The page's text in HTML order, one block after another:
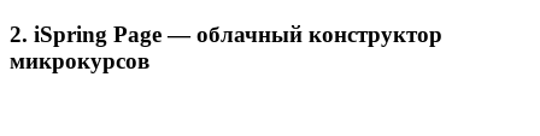
2. iSpring Page — облачный конструктор
микрокурсов